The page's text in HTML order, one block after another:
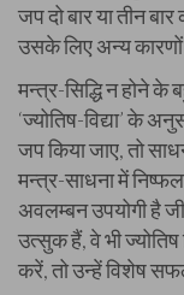
जप दो बार या तीन बार
उसके लिए अन्य कारणों
मन्त्र-सिद्धि न होने
‘ज्योतिष-विद्या’ के
जप किया जाए, तो
मन्त्र-साधना में
अवलम्बन उपयोगी है
उत्सुक हैं, वे भी
करें, तो उन्हें विशेष